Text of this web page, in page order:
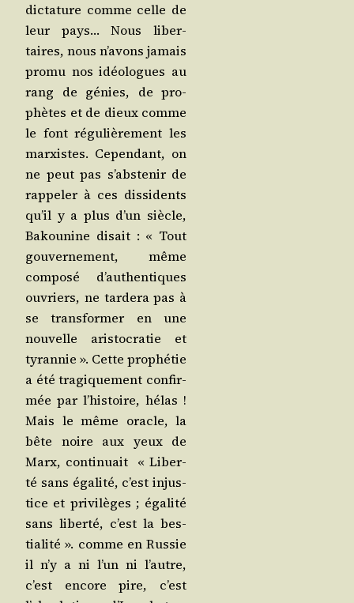
dic­ta­ture comme celle de
leur pays… Nous liber­
taires, nous n’a­vons jamais
pro­mu nos idéo­logues au
rang de génies, de pro­
phètes et de dieux comme
le font régu­liè­re­ment les
mar­xistes. Cepen­dant, on
ne peut pas s’abs­te­nir de
rap­pe­ler à ces dis­si­dents
qu’il y a plus d’un siècle,
Bakou­nine disait : « Tout
gou­ver­ne­ment, même
com­po­sé d’au­then­tiques
ouvriers, ne tar­de­ra pas à
se trans­for­mer en une
nou­velle aris­to­cra­tie et
tyran­nie ». Cette pro­phé­tie
a été tra­gi­que­ment confir­
mée par l’his­toire, hélas !
Mais le même oracle, la
bête noire aux yeux de
Marx, conti­nuait « Liber­
té sans éga­li­té, c’est injus­
tice et pri­vi­lèges ; éga­li­té
sans liber­té, c’est la bes­
tia­li­té ». comme en Rus­sie
il n’y a ni l’un ni l’autre,
c’est encore pire, c’est